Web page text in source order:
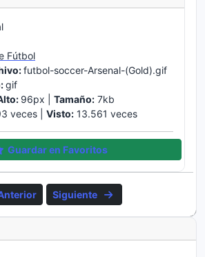
Fútbol
futbol-soccer-Arsenal-(Gold).gif
gif
96px | Tamaño: 7kb
veces | Visto: 13.561 veces
Guardar en Favoritos
Siguiente